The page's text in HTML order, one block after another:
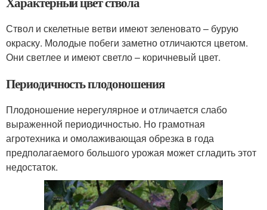
Ствол и скелетные ветви имеют зеленовато – бурую
окраску. Молодые побеги заметно отличаются цветом.
Они светлее и имеют светло – коричневый цвет.
Периодичность плодоношения
Плодоношение нерегулярное и отличается слабо
выраженной периодичностью. Но грамотная
агротехника и омолаживающая обрезка в года
предполагаемого большого урожая может сгладить этот
недостаток.